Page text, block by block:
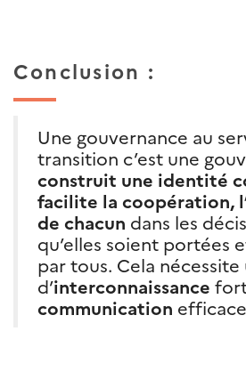
Conclusion :
Une gouvernance au
transition c’est une
construit une identité
facilite la coopération,
de chacun dans les
qu’elles soient portées
par tous. Cela nécessite
d’interconnaissance
communication